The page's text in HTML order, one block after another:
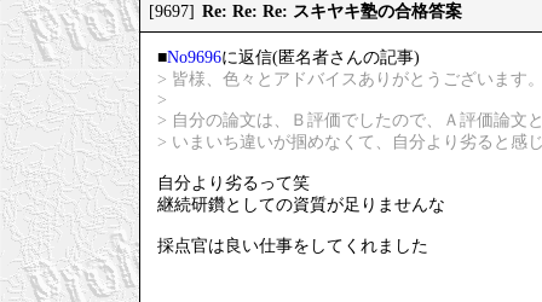
[9697] Re: Re: Re: スキヤキ塾の合格答案
■No9696に返信(匿名者さんの記事)
> 皆様、色々とアドバイスありがとうございます
>
> 自分の論文は、Ｂ評価でしたので、Ａ評価論文
> いまいち違いが掴めなくて、自分より劣ると感
自分より劣るって笑
継続研鑽としての資質が足りませんな
採点官は良い仕事をしてくれました